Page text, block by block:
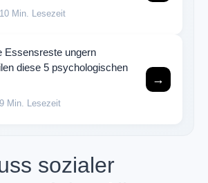
Min. Lesezeit
Essensreste ungern
diese 5 psychologischen
Min. Lesezeit
→
sozialer